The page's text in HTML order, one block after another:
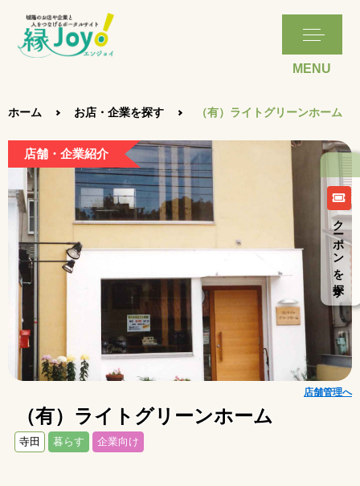
クーポンを探す
ホーム お店・企業を探す （有）ライトグリーンホーム
店舗・企業紹介
店舗管理へ
（有）ライトグリーンホーム
寺田 暮らす 企業向け